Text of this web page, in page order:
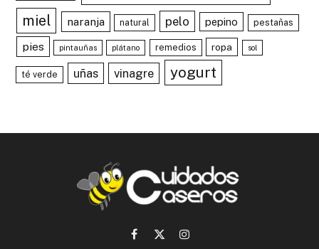
miel naranja natural pelo pepino pestañas
pies pintauñas plátano remedios ropa sol
té verde uñas vinagre yogurt
Facebook
X
Instagram